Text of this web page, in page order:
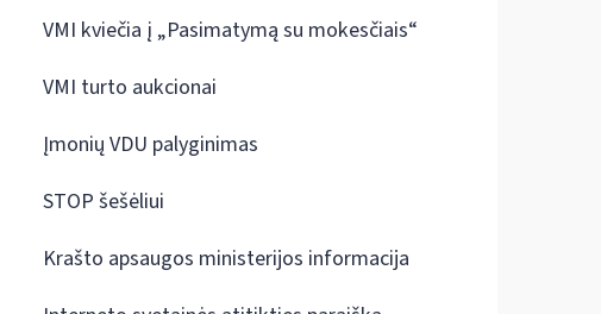
VMI kviečia į „Pasimatymą su mokesčiais“
VMI turto aukcionai
Įmonių VDU palyginimas
STOP šešėliui
Krašto apsaugos ministerijos informacija